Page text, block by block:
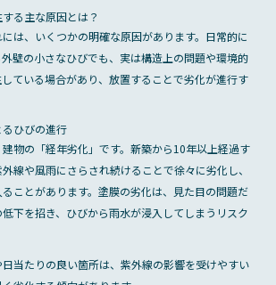
る主な原因とは？
は、いくつかの明確な原因があります。日常的に
壁の小さなひびでも、実は構造上の問題や環境的
ている場合があり、放置することで劣化が進行す
ひびの進行
物の「経年劣化」です。新築から10年以上経過す
線や風雨にさらされ続けることで徐々に劣化し、
ことがあります。塗膜の劣化は、見た目の問題だ
下を招き、ひびから雨水が浸入してしまうリスク
当たりの良い箇所は、紫外線の影響を受けやすい